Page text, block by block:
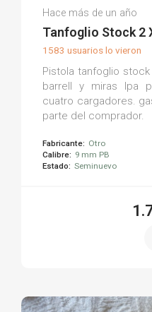
Francisco B.
(0)
Hace más de un año
Tanfoglio Stock 2
1583 usuarios lo vieron
Pistola tanfoglio
barrell y miras lpa
cuatro cargadores.
parte del comprador.
Fabricante: Otro
Calibre: 9 mm PB
Estado: Seminuevo